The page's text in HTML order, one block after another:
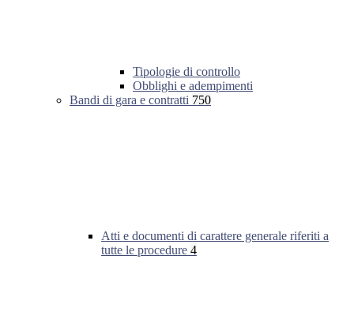
Tipologie di controllo
Obblighi e adempimenti
Bandi di gara e contratti 750
Atti e documenti di carattere generale riferiti a
tutte le procedure 4